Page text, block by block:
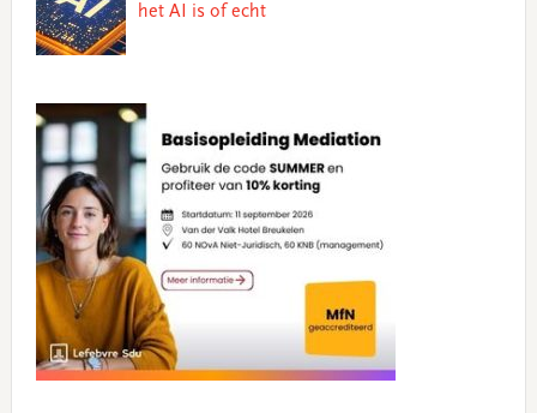
het AI is of echt